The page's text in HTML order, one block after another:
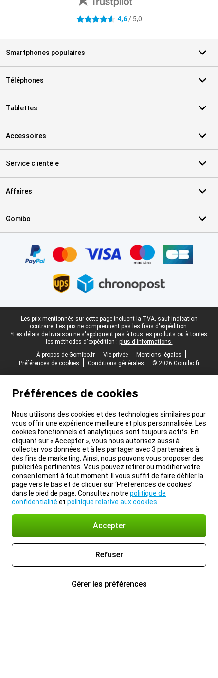
4.6 étoiles 4,6/ 5,0
Smartphones populaires
Téléphones
Tablettes
Accessoires
Service clientèle
Affaires
Gomibo
Pied-de-page légal
Les prix mentionnés sur cette page incluent la TVA, sauf indication
contraire. Les prix ne comprennent pas les frais d'expédition.
*Les délais de livraison ne s'appliquent pas à tous les produits ou à toutes
les méthodes d'expédition : plus d'informations.
À propos de Gomibo.fr
Vie privée
Mentions légales
Préférences de cookies
Conditions générales © 2026 Gomibo.fr
Préférences de cookies
Nous utilisons des cookies et des technologies similaires pour
vous offrir une expérience meilleure et plus personnalisée. Les
cookies fonctionnels et analytiques sont toujours actifs. En
cliquant sur « Accepter », vous nous autorisez aussi à
collecter vos données et à les partager avec 3 partenaires à
des fins de marketing. Ainsi, nous pouvons vous proposer des
publicités pertinentes. Vous pouvez retirer ou modifier votre
consentement à tout moment. Il vous suffit de faire défiler la
page vers le bas et de cliquer sur ‘Préférences de cookies’
dans le pied de page. Consultez notre politique de
confidentialité et politique relative aux cookies
Accepter
Refuser
Gérer les préférences